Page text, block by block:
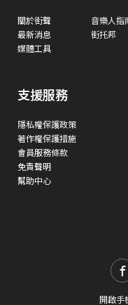
關於街聲
最新消息
媒體工具
音樂人指
街托邦
支援服務
隱私權保護政策
著作權保護措施
會員服務條款
免責聲明
幫助中心
開啟手